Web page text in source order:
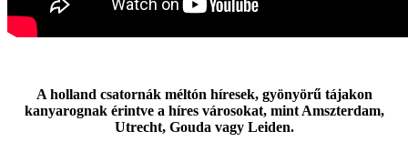
A holland csatornák méltón híresek, gyönyörű tájakon
kanyarognak érintve a híres városokat, mint Amszterdam,
Utrecht, Gouda vagy Leiden.